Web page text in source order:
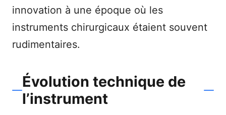
innovation à une époque où les
instruments chirurgicaux étaient souvent
rudimentaires.
Évolution technique de
l’instrument